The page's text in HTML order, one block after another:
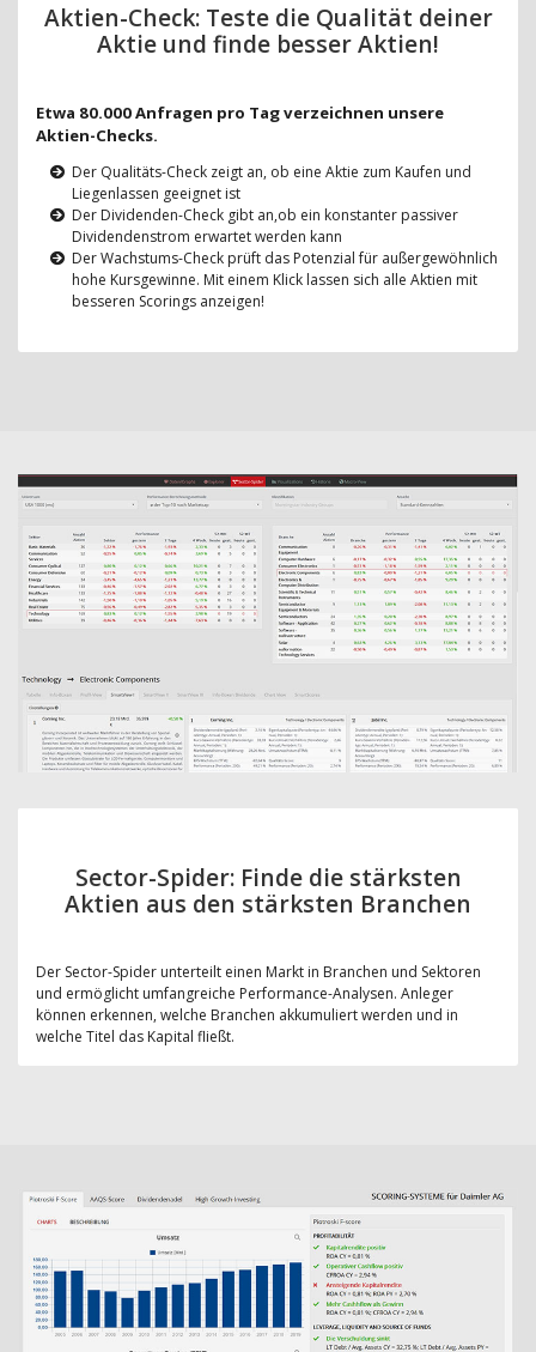
Aktien-Check: Teste die Qualität deiner
Aktie und finde besser Aktien!
Etwa 80.000 Anfragen pro Tag verzeichnen unsere
Aktien-Checks.
Der Qualitäts-Check zeigt an, ob eine Aktie zum Kaufen und
Liegenlassen geeignet ist
Der Dividenden-Check gibt an,ob ein konstanter passiver
Dividendenstrom erwartet werden kann
Der Wachstums-Check prüft das Potenzial für außergewöhnlich
hohe Kursgewinne. Mit einem Klick lassen sich alle Aktien mit
besseren Scorings anzeigen!
Sector-Spider: Finde die stärksten
Aktien aus den stärksten Branchen
Der Sector-Spider unterteilt einen Markt in Branchen und Sektoren
und ermöglicht umfangreiche Performance-Analysen. Anleger
können erkennen, welche Branchen akkumuliert werden und in
welche Titel das Kapital fließt.